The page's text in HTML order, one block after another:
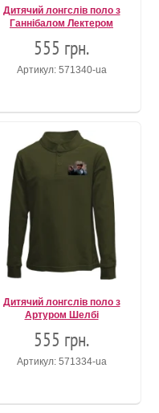
Дитячий лонгслів поло з
Ганнібалом Лектером
555 грн.
Артикул: 571340-ua
Дитячий лонгслів поло з
Артуром Шелбі
555 грн.
Артикул: 571334-ua